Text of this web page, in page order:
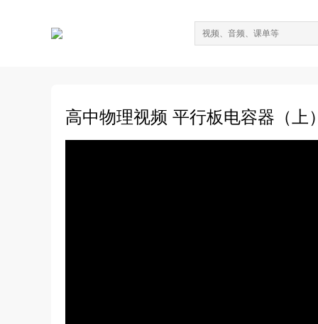
高中物理视频 平行板电容器（上）